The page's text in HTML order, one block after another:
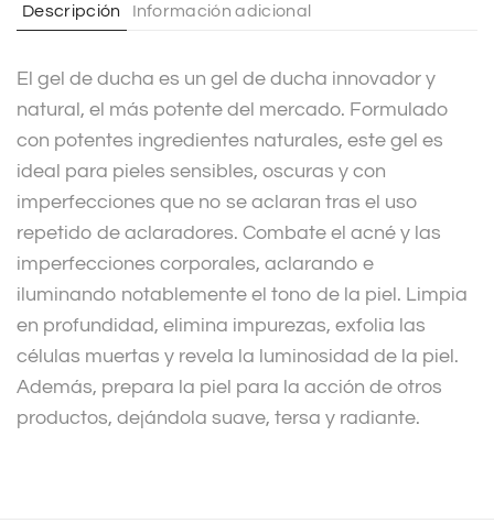
i
e
:
Descripción Información adicional
El gel de ducha es un gel de ducha innovador y
natural, el más potente del mercado. Formulado
con potentes ingredientes naturales, este gel es
ideal para pieles sensibles, oscuras y con
imperfecciones que no se aclaran tras el uso
repetido de aclaradores. Combate el acné y las
imperfecciones corporales, aclarando e
iluminando notablemente el tono de la piel. Limpia
en profundidad, elimina impurezas, exfolia las
células muertas y revela la luminosidad de la piel.
Además, prepara la piel para la acción de otros
productos, dejándola suave, tersa y radiante.